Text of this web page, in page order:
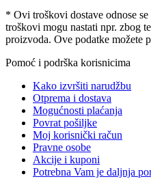
* Ovi troškovi dostave odnose
troškovi mogu nastati npr. zbog
proizvoda. Ove podatke možete
Pomoć i podrška korisnicima
Kako izvršiti narudžbu
Otprema i dostava
Mogućnosti plaćanja
Povrat pošiljke
Moj korisnički račun
Pravne osobe
Akcije i kuponi
Potrebna Vam je daljnja